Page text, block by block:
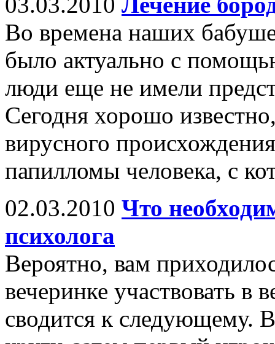
Во времена наших
было актуально с
люди еще не имели
Сегодня хорошо
вирусного
папилломы человека, с
02.03.2010 Что
психолога
Вероятно, вам
вечеринке участвовать в
сводится к следующему.